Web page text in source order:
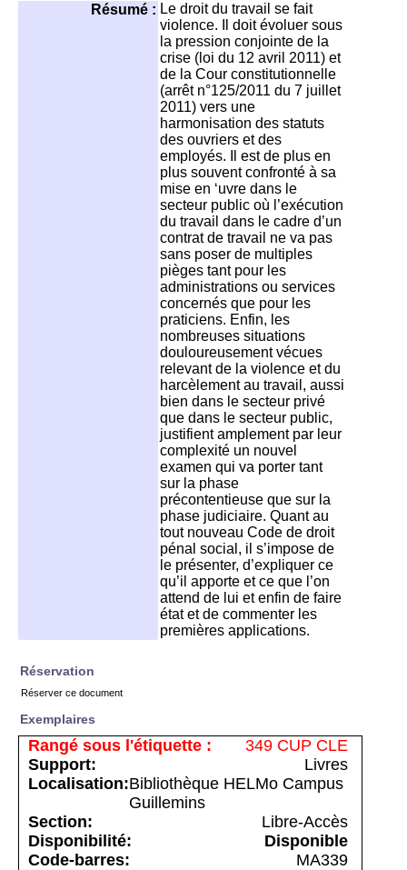
Résumé : Le droit du travail se fait
violence. Il doit évoluer sous
la pression conjointe de la
crise (loi du 12 avril 2011) et
de la Cour constitutionnelle
(arrêt n°125/2011 du 7 juillet
2011) vers une
harmonisation des statuts
des ouvriers et des
employés. Il est de plus en
plus souvent confronté à sa
mise en ‘uvre dans le
secteur public où l’exécution
du travail dans le cadre d’un
contrat de travail ne va pas
sans poser de multiples
pièges tant pour les
administrations ou services
concernés que pour les
praticiens. Enfin, les
nombreuses situations
douloureusement vécues
relevant de la violence et du
harcèlement au travail, aussi
bien dans le secteur privé
que dans le secteur public,
justifient amplement par leur
complexité un nouvel
examen qui va porter tant
sur la phase
précontentieuse que sur la
phase judiciaire. Quant au
tout nouveau Code de droit
pénal social, il s’impose de
le présenter, d’expliquer ce
qu’il apporte et ce que l’on
attend de lui et enfin de faire
état et de commenter les
premières applications.
Réservation
Réserver ce document
Exemplaires
349 CUP CLE
Livres
Bibliothèque HELMo Campus
Guillemins
Libre-Accès
Disponible
MA339